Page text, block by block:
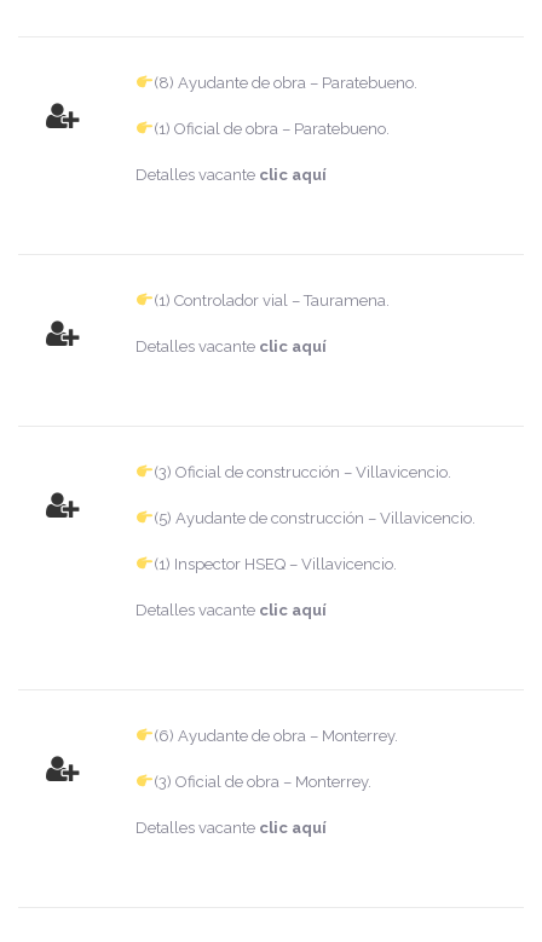
(8) Ayudante de obra – Paratebueno.
(1) Oficial de obra – Paratebueno.
Detalles vacante clic aquí
(1) Controlador vial – Tauramena.
Detalles vacante clic aquí
(3) Oficial de construcción – Villavicencio.
(5) Ayudante de construcción – Villavicencio.
(1) Inspector HSEQ – Villavicencio.
Detalles vacante clic aquí
(6) Ayudante de obra – Monterrey.
(3) Oficial de obra – Monterrey.
Detalles vacante clic aquí